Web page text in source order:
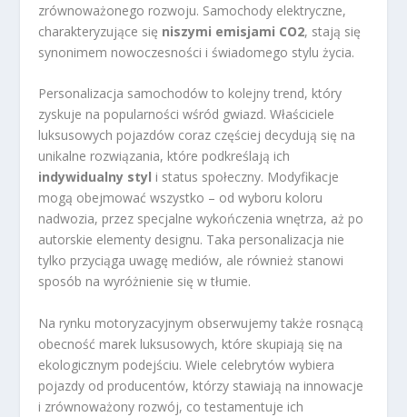
zrównoważonego rozwoju. Samochody elektryczne,
charakteryzujące się niszymi emisjami CO2, stają się
synonimem nowoczesności i świadomego stylu życia.
Personalizacja samochodów to kolejny trend, który
zyskuje na popularności wśród gwiazd. Właściciele
luksusowych pojazdów coraz częściej decydują się na
unikalne rozwiązania, które podkreślają ich
indywidualny styl i status społeczny. Modyfikacje
mogą obejmować wszystko – od wyboru koloru
nadwozia, przez specjalne wykończenia wnętrza, aż po
autorskie elementy designu. Taka personalizacja nie
tylko przyciąga uwagę mediów, ale również stanowi
sposób na wyróżnienie się w tłumie.
Na rynku motoryzacyjnym obserwujemy także rosnącą
obecność marek luksusowych, które skupiają się na
ekologicznym podejściu. Wiele celebrytów wybiera
pojazdy od producentów, którzy stawiają na innowacje
i zrównoważony rozwój, co testamentuje ich